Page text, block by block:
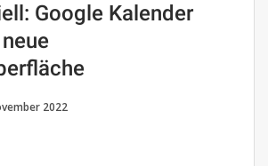
Google Kalender
2022